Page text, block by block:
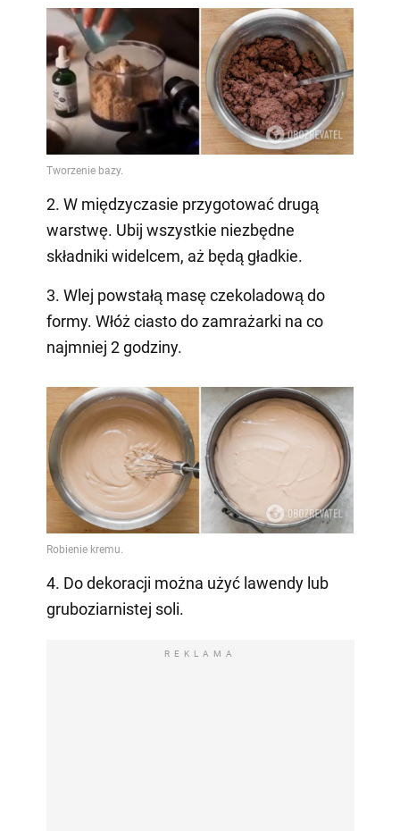
2. W międzyczasie przygotować drugą
warstwę. Ubij wszystkie niezbędne
składniki widelcem, aż będą gładkie.
3. Wlej powstałą masę czekoladową do
formy. Włóż ciasto do zamrażarki na co
najmniej 2 godziny.
4. Do dekoracji można użyć lawendy lub
gruboziarnistej soli.
REKLAMA